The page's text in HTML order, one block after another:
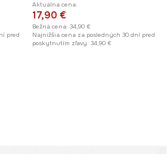
pred
Aktuálna cena:
17,90 €
Bežná cena: 34,90 €
Najnižšia cena za posledných 30 dní pred
poskytnutím zľavy: 34,90 €